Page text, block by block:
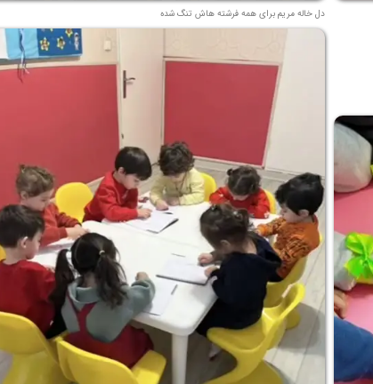
دل خاله مریم برای همه فرشته هاش تنگ شده